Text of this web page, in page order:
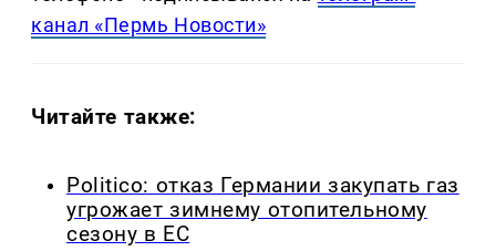
канал «Пермь Новости»
Читайте также:
Politico: отказ Германии закупать газ
угрожает зимнему отопительному
сезону в ЕС